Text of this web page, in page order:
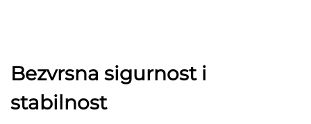
Bezvrsna sigurnost i
stabilnost